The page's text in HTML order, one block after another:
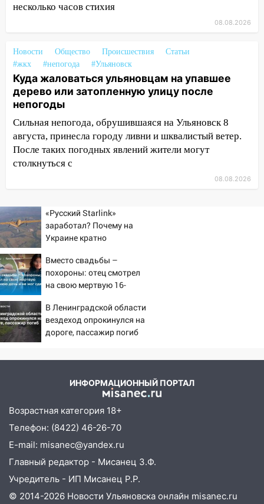
15:17 В колледжи и техникумы
Ульяновской области подали более 10
15:04
Фоторепортаж с улиц Ульяновска
после шторма: поваленные деревья и
затопленные улицы
14:28 Ураган вырвал остановку на улице
Деева в Заволжье
14:26 Жители Ульяновска сами
пытаются расчистить ливнёвки, не
дождавшись коммунальщиков
светофор
14:14
Студента из Ульяновска обманули
мошенники под видом преподавателя
14:12
Куда жаловаться ульяновцам на
упавшее дерево или затопленную улицу
после непогоды
13:59
В Новом городе ураганным
ветром сорвало опалубку со
строящегося дома
как устраняют последствия мощного
13:49 Стихия продолжает крушить
Ульяновск: дерево рухнуло на дом на
Орджоникидзе
13:47 На Нижней Террасе мощным
ветром вырвало дерево с корнем
13:46 Сильный ветер сорвал крышу с
несколько часов стихия
08.08.2026
Новости Общество Происшествия
Статьи
#жкх
#непогода #Ульяновск
Куда жаловаться ульяновцам на упавшее
дерево или затопленную улицу после
непогоды
Сильная непогода, обрушившаяся на Ульяновск 8
августа, принесла городу ливни и шквалистый ветер.
После таких погодных явлений жители могут
столкнуться с
08.08.2026
«Русский Starlink»
заработал? Почему на
Украине кратно
попаданий по объектам
ВСУ
Вместо свадьбы –
похороны: отец смотрел
на свою мертвую 16-
сдержать слезы
В Ленинградской области
вездеход опрокинулся на
дороге, пассажир погиб
ИНФОРМАЦИОННЫЙ ПОРТАЛ
Возрастная категория 18+
Телефон: (8422) 46-26-70
E-mail: misanec@yandex.ru
Главный редактор - Мисанец З.Ф.
Учредитель - ИП Мисанец Р.Р.
© 2014-2026 Новости Ульяновска онлайн misanec.ru